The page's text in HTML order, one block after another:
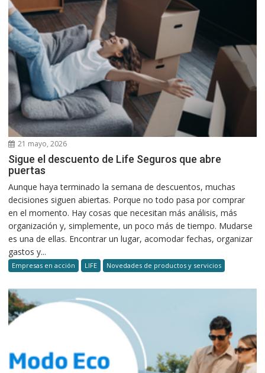
21 mayo, 2026
Sigue el descuento de Life Seguros que abre
puertas
Aunque haya terminado la semana de descuentos, muchas
decisiones siguen abiertas. Porque no todo pasa por comprar
en el momento. Hay cosas que necesitan más análisis, más
organización y, simplemente, un poco más de tiempo. Mudarse
es una de ellas. Encontrar un lugar, acomodar fechas, organizar
gastos y...
Empresas en acción LIFE Novedades de productos y servicios